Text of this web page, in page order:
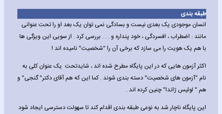
طبقه بندی
انسان موجودی یک بعدی نیست و بسادگی نمی توان یک بعد او را تحت عنوانی
مانند : اضطراب ، افسردگی ، خود پنداره و . . . بررسی کرد . از سویی این ویزگی ها
با هم یک هویت را می سازد که برخی آن را "شخصیت" نامیده اند !
اکثر آزمون هایی که در این پایگاه مطرح شده اند ، شایدتحت یک عنوان کلی به
نام "آزمون های شخصیت" دسته بندی شوند . کما این که هم آقای دکتر" گنجی" و
هم " لوئیس ژاندا" چنین کرده اند .
این پایگاه ناچار شد به نوعی طبقه بندی اقدام کند تا سهولت دسترسی ایجاد شود